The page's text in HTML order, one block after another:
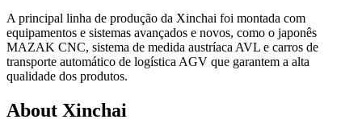
A principal linha de produção da Xinchai foi montada com
equipamentos e sistemas avançados e novos, como o japonês
MAZAK CNC, sistema de medida austríaca AVL e carros de
transporte automático de logística AGV que garantem a alta
qualidade dos produtos.
About Xinchai